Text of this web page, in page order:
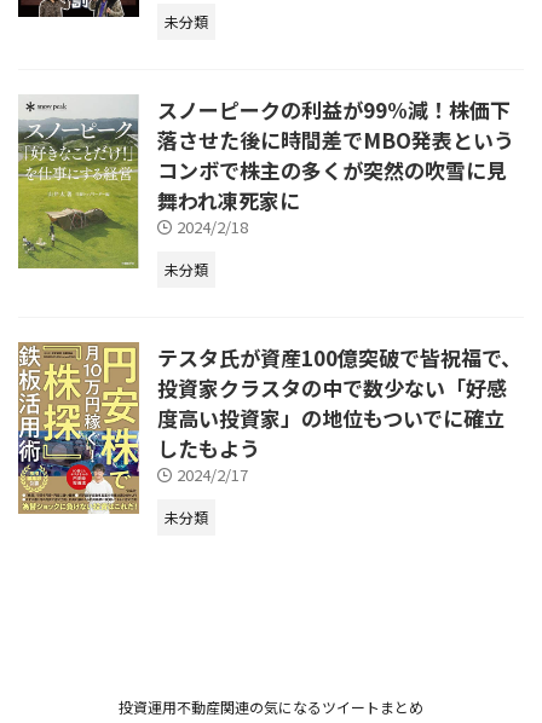
未分類
スノーピークの利益が99%減！株価下
落させた後に時間差でMBO発表という
コンボで株主の多くが突然の吹雪に見
舞われ凍死家に
2024/2/18
未分類
テスタ氏が資産100億突破で皆祝福で、
投資家クラスタの中で数少ない「好感
度高い投資家」の地位もついでに確立
したもよう
2024/2/17
未分類
投資運用不動産関連の気になるツイートまとめ